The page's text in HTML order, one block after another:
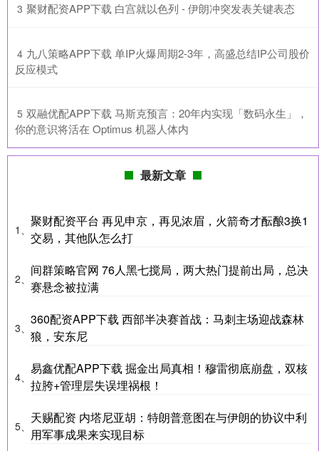
3 ​聚财配资APP下载 白宫就以色列 - 伊朗冲突发表关键表态
4 ​九八策略APP下载 单IP火爆周期2-3年，高盛总结IP公司股价
反应模式
5 ​双融优配APP下载 马斯克预言：20年内实现「数码永生」，
你的意识将活在 Optimus 机器人体内
最新文章
1、
聚财配资平台 再见申京，再见浓眉，火箭奇才酝酿3换1
交易，其他队怎么打
2、
间群策略官网 76人黑七搅局，两大热门提前出局，总决
赛悬念被拉满
3、
360配资APP下载 西部半决赛首战：马刺主场迎战森林
狼，安东尼
4、
易鑫优配APP下载 掘金出局真相！穆雷彻底崩盘，双核
拉胯+管理层失误埋祸根！
5、
天赐配资 内塔尼亚胡：特朗普意图在与伊朗的协议中利
用军事成果来实现目标